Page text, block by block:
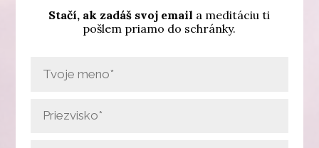
Stačí, ak zadáš svoj email a meditáciu ti
pošlem priamo do schránky.